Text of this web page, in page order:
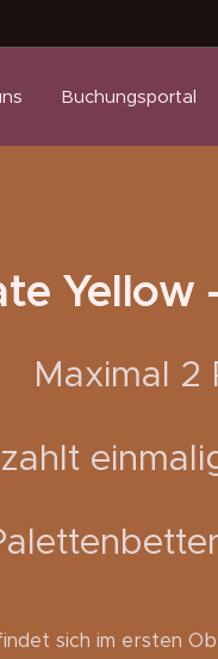
Buchungsportal
Yellow
Maximal 2
sich im ersten